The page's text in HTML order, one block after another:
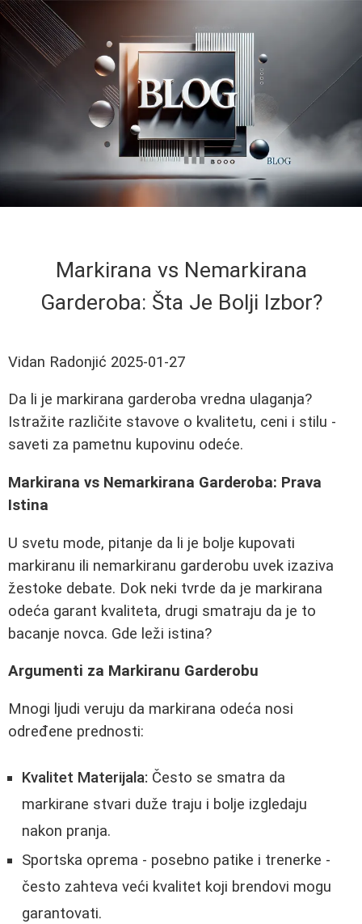
Markirana vs Nemarkirana
Garderoba: Šta Je Bolji Izbor?
Vidan Radonjić 2025-01-27
Da li je markirana garderoba vredna ulaganja?
Istražite različite stavove o kvalitetu, ceni i stilu -
saveti za pametnu kupovinu odeće.
Markirana vs Nemarkirana Garderoba: Prava
Istina
U svetu mode, pitanje da li je bolje kupovati
markiranu ili nemarkiranu garderobu uvek izaziva
žestoke debate. Dok neki tvrde da je markirana
odeća garant kvaliteta, drugi smatraju da je to
bacanje novca. Gde leži istina?
Argumenti za Markiranu Garderobu
Mnogi ljudi veruju da markirana odeća nosi
određene prednosti:
Kvalitet Materijala: Često se smatra da
markirane stvari duže traju i bolje izgledaju
nakon pranja.
Sportska oprema - posebno patike i trenerke -
često zahteva veći kvalitet koji brendovi mogu
garantovati.